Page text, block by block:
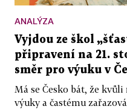
ANALÝZA
Vyjdou ze škol
připravení na 21.
směr pro výuku v
Má se Česko bát, že
výuky a častému